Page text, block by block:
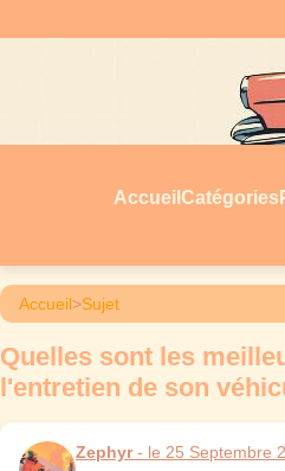
Accueil Catégories
Accueil>Sujet
Quelles sont les
l'entretien de son
Zephyr- le 25 Septembre